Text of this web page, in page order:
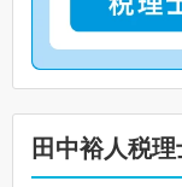
田中裕人税